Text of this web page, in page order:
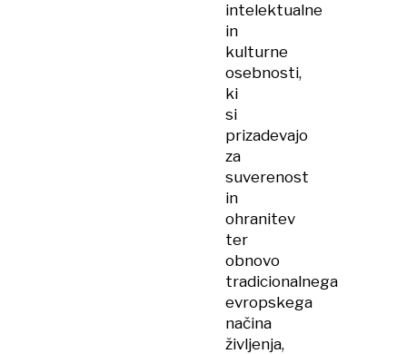
intelektualne
in
kulturne
osebnosti,
ki
si
prizadevajo
za
suverenost
in
ohranitev
ter
obnovo
tradicionalnega
evropskega
načina
življenja,